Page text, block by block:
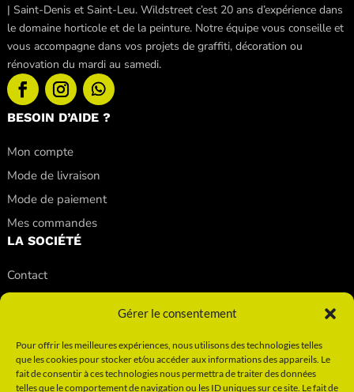
Gérer le consentement
Pour offrir les meilleures expériences, nous utilisons des technologies telles
que les cookies pour stocker et/ou accéder aux informations des appareils. Le
fait de consentir à ces technologies nous permettra de traiter des données
telles que le comportement de navigation ou les ID uniques sur ce site. Le fait de
| Saint-Denis et Saint-Leu. Wildstreet c’est 20 ans d’expérience dans
le domaine horticole et de la peinture. Notre équipe vous conseille et
vous accompagne dans vos projets de graffiti, décoration ou
rénovation du mardi au samedi.
BESOIN D’AIDE ?
Mon compte
Mode de livraison
Mode de paiement
Mes commandes
LA SOCIÉTÉ
Contact
Nos conseils
Qui sommes-nous ?
INFORMATIONS